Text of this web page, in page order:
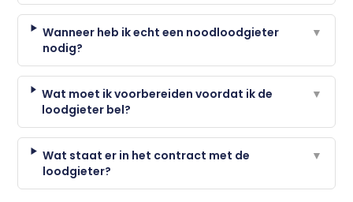
Wanneer heb ik echt een noodloodgieter
nodig?
▼
Wat moet ik voorbereiden voordat ik de
loodgieter bel?
▼
Wat staat er in het contract met de
loodgieter?
▼